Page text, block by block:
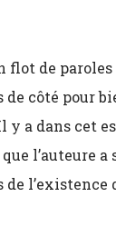
flot de
de côté pour
a dans cet
l’auteure
l’existence